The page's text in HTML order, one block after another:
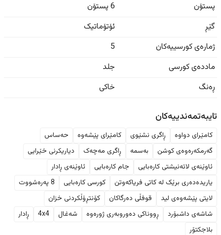
پستۆن
6 پستۆن
گێڕ
ئۆتۆماتیک
ژمارەی کورسییەکان
5
ماددەی کورسی
جلد
ڕەنگ
خاکی
تایبەتمەندییەکان
کامێرای دواوە ڕاگری نشێوی کامێرای پێشەوە
حەساس
گەرمکەرەوەی کوشن
بەسمە ڕاگری مەچەک
دیاریکرنی خێرایی
ئاوێنەی لاتەنیشتی کارەبایی
جام کارەبایی
ئاوێنەی ڕادار
یاریدەدەری برێک لە کاتی فریاکەوتن
کورسی کارەبایی
8 پەرەشووت
لایتی پێشەوەی لید
قوفڵی دەرگاکان
کۆنتڕۆڵکردنی خزان
شاشەی داشبۆرد
ڕووناکی دەوروبەری ژورەوە شەغال 4x4
ڕادار
بلاجکتۆر